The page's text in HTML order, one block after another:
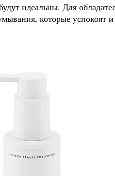
идеальны. Для
которые успокоят